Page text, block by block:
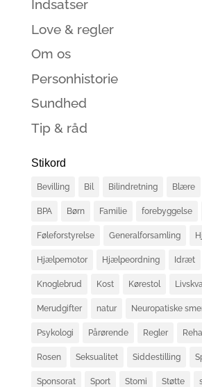
Indsatser
Love & regler
Om os
Personhistorie
Sundhed
Tip & råd
Stikord
Bevilling Bil Bilindretning Blære
BPA Børn Familie forebyggelse
Føleforstyrelse Generalforsamling
Hjælpemotor Hjælpeordning Idræt
Knoglebrud Kost Kørestol
Merudgifter natur Neuropatiske
Psykologi Pårørende Regler
Rosen Seksualitet Siddestilling
Sponsorat Sport Stomi Støtte